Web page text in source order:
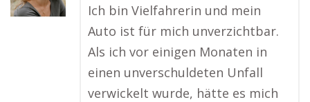
Ich bin Vielfahrerin und mein
Auto ist für mich unverzichtbar.
Als ich vor einigen Monaten in
einen unverschuldeten Unfall
verwickelt wurde, hätte es mich